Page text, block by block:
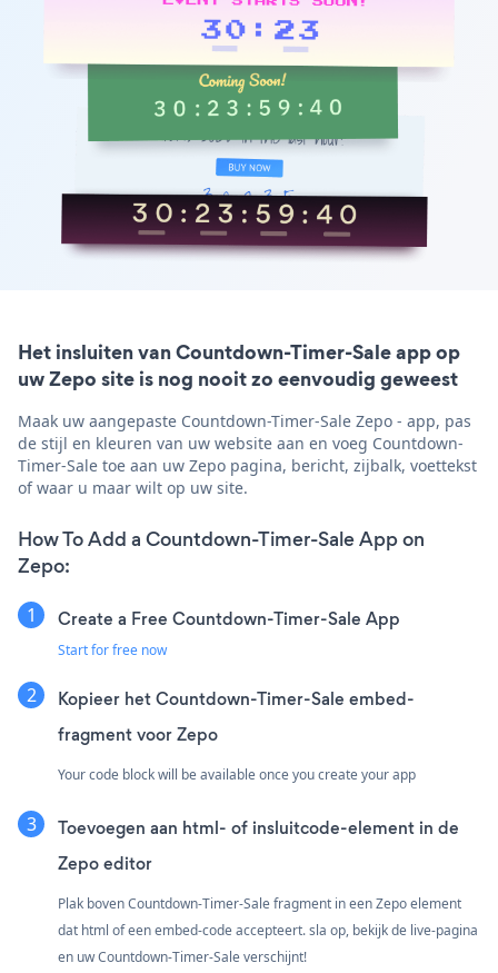
Het insluiten van Countdown-Timer-Sale app op
uw Zepo site is nog nooit zo eenvoudig geweest
Maak uw aangepaste Countdown-Timer-Sale Zepo - app, pas
de stijl en kleuren van uw website aan en voeg Countdown-
Timer-Sale toe aan uw Zepo pagina, bericht, zijbalk, voettekst
of waar u maar wilt op uw site.
How To Add a Countdown-Timer-Sale App on
Zepo:
Create a Free Countdown-Timer-Sale App
Start for free now
Kopieer het Countdown-Timer-Sale embed-
fragment voor Zepo
Your code block will be available once you create your app
Toevoegen aan html- of insluitcode-element in de
Zepo editor
Plak boven Countdown-Timer-Sale fragment in een Zepo element
dat html of een embed-code accepteert. sla op, bekijk de live-pagina
en uw Countdown-Timer-Sale verschijnt!